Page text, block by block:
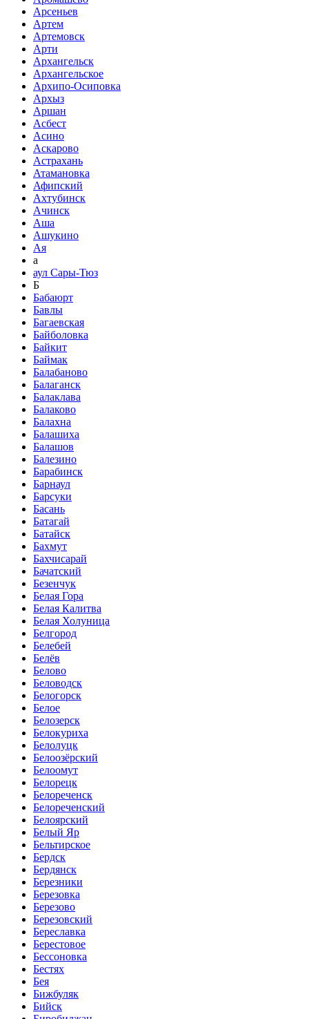
Арсеньев
Артем
Артемовск
Арти
Архангельск
Архангельское
Архипо-Осиповка
Архыз
Аршан
Асбест
Асино
Аскарово
Астрахань
Атамановка
Афипский
Ахтубинск
Ачинск
Аша
Ашукино
Ая
а
аул Сары-Тюз
Б
Бабаюрт
Бавлы
Багаевская
Байболовка
Байкит
Баймак
Балабаново
Балаганск
Балаклава
Балаково
Балахна
Балашиха
Балашов
Балезино
Барабинск
Барнаул
Барсуки
Басань
Батагай
Батайск
Бахмут
Бахчисарай
Бачатский
Безенчук
Белая Гора
Белая Калитва
Белая Холуница
Белгород
Белебей
Белёв
Белово
Беловодск
Белогорск
Белое
Белозерск
Белокуриха
Белолуцк
Белоозёрский
Белоомут
Белорецк
Белореченск
Белореченский
Белоярский
Белый Яр
Бельтирское
Бердск
Бердянск
Березники
Березовка
Березово
Березовский
Береславка
Берестовое
Бессоновка
Бестях
Бея
Бижбуляк
Бийск